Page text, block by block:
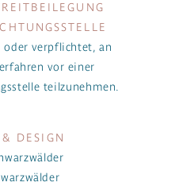
verpflichtet, an
vor einer
teilzunehmen.
DESIGN